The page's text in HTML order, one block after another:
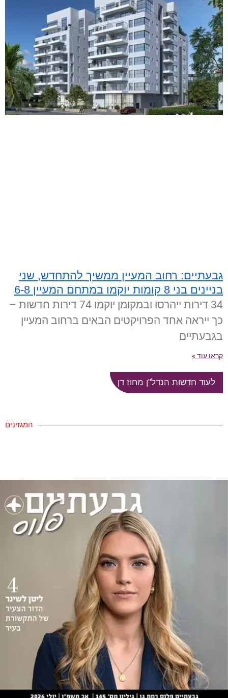
גבעתיים: רחוב המעיין ממשיך להתחדש, שני
בניינים בני 8 קומות יוקמו במתחם המעיין 6-8
34 דירות ייהרסו ובמקומן יוקמו 74 דירות חדשות –
כך ייראה אחד הפרויקטים הבאים ברחוב המעיין
בגבעתיים
קראו עוד »
לעוד חדשות הנדל"ן מחוז דן
המגזינים